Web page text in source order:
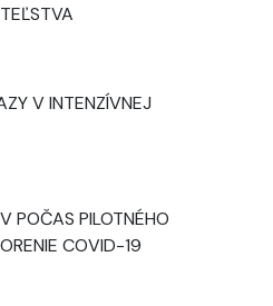
V INTENZÍVNEJ
POČAS PILOTNÉHO
COVID-19